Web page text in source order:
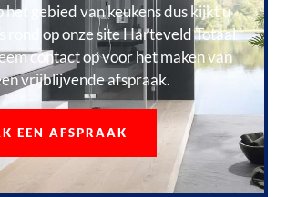
het gebied van keukens dus kijkt u
rond op onze site Harteveld Totaal
contact op voor het maken van
vrijblijvende afspraak.
EEN AFSPRAAK